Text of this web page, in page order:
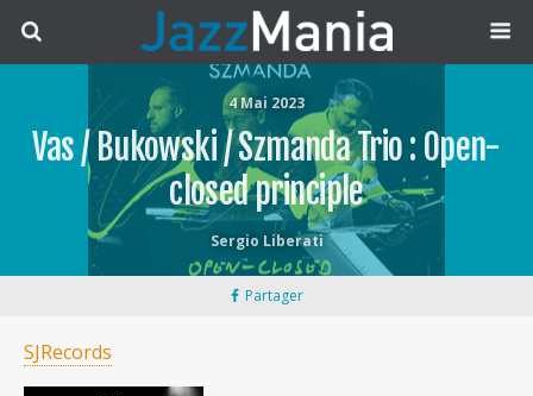
4 Mai 2023
Vas / Bukowski / Szmanda Trio : Open-
closed principle
Sergio Liberati
Partager
SJRecords